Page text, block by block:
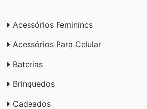
Acessórios Femininos
Acessórios Para Celular
Baterias
Brinquedos
Cadeados